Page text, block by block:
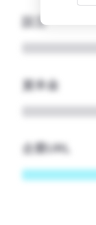
設立
資本金
企業URL